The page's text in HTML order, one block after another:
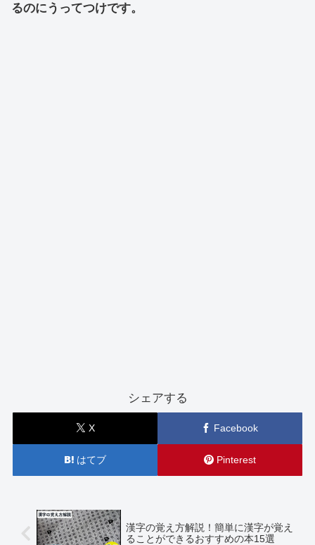
るのにうってつけです。
シェアする
X Facebook
はてブ Pinterest
漢字の覚え方解説！簡単に漢字が覚え
ることができるおすすめの本15選